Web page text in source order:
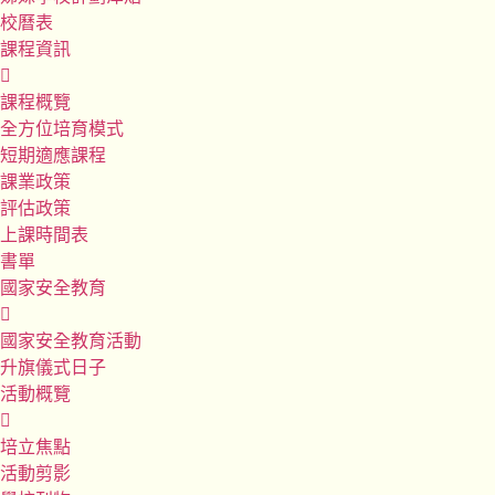
校曆表
課程資訊
課程概覽
全方位培育模式
短期適應課程
課業政策
評估政策
上課時間表
書單
國家安全教育
國家安全教育活動
升旗儀式日子
活動概覽
培立焦點
活動剪影